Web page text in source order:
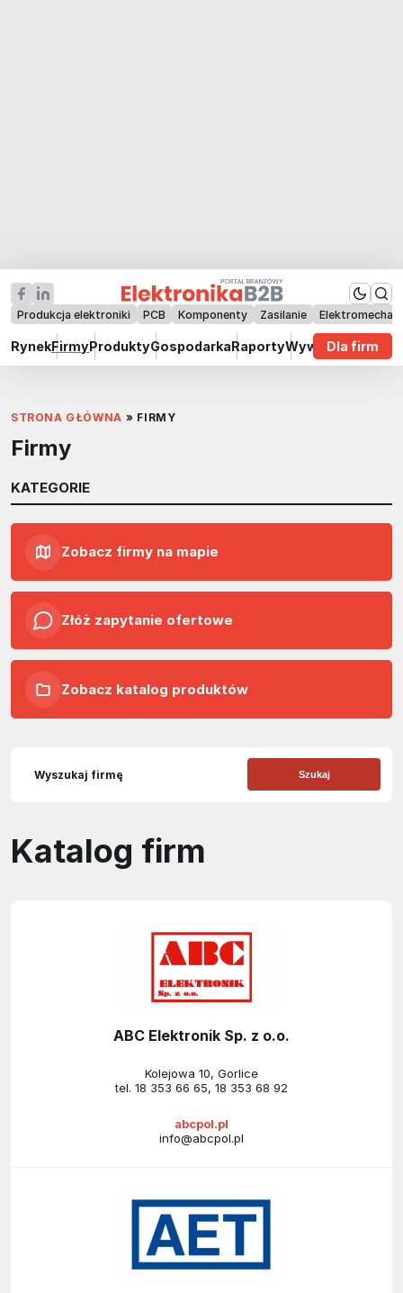
Produkcja elektroniki PCB Komponenty Zasilanie
RynekFirmyProduktyGospodarkaRaportyWywiadyDla firm
STRONA GŁÓWNA » FIRMY
Firmy
KATEGORIE
Zobacz firmy na mapie
Złóż zapytanie ofertowe
Zobacz katalog produktów
Szukaj
Katalog firm
ABC Elektronik Sp. z o.o.
Kolejowa 10, Gorlice
tel. 18 353 66 65, 18 353 68 92
abcpol.pl
info@abcpol.pl